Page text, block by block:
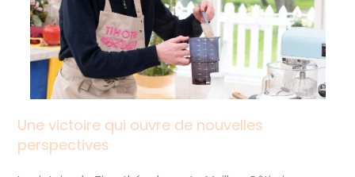
Une victoire qui ouvre de nouvelles
perspectives